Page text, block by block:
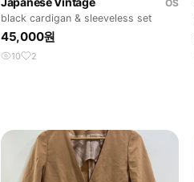
OS
black cardigan & sleeveless set
45,000원
10 2